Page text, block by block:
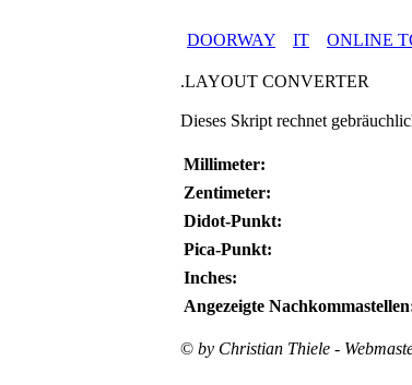
DOORWAY IT ONLINE
.LAYOUT CONVERTER
Dieses Skript rechnet
Millimeter:
Zentimeter:
Didot-Punkt:
Pica-Punkt:
Inches:
Angezeigte
© by Christian Thiele -